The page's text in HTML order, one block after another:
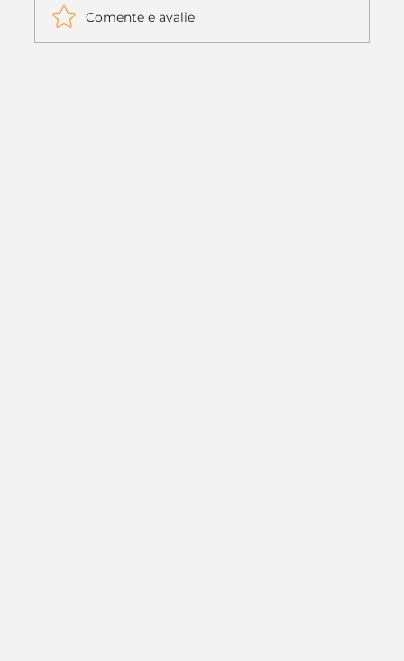
Comente e avalie